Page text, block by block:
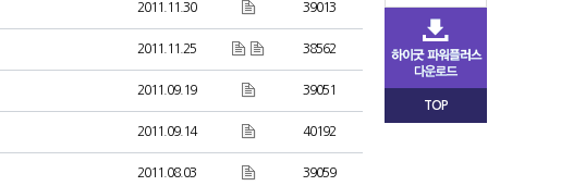
2011.11.30 39013
2011.11.25 38562
2011.09.19 39051
2011.09.14 40192
2011.08.03 39059
TOP